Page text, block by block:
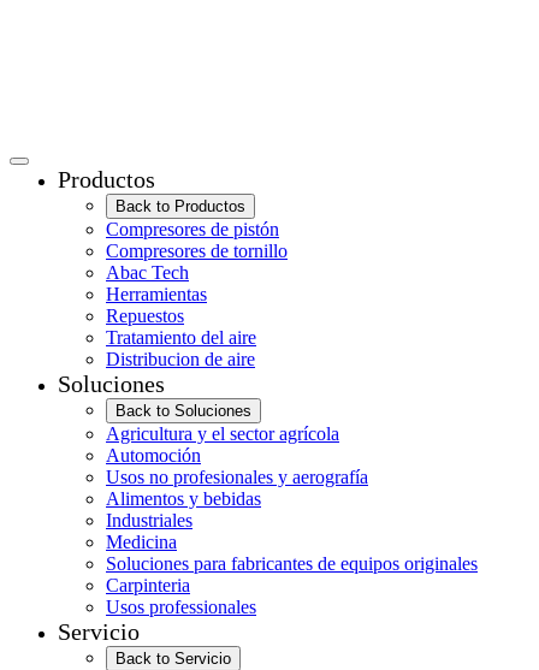
Productos
Back to Productos
Compresores de pistón
Compresores de tornillo
Abac Tech
Herramientas
Repuestos
Tratamiento del aire
Distribucion de aire
Soluciones
Back to Soluciones
Agricultura y el sector agrícola
Automoción
Usos no profesionales y aerografía
Alimentos y bebidas
Industriales
Medicina
Soluciones para fabricantes de equipos originales
Carpinteria
Usos professionales
Servicio
Back to Servicio